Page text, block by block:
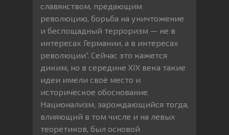
славянством, предающим
революцию, борьба на уничтожение
и беспощадный терроризм — не в
интересах Германии, а в интересах
революции”. Сейчас это кажется
диким, но в середине XIX века такие
идеи имели своё место и
историческое обоснование.
Национализм, зарождающийся тогда,
влияющий в том числе и на левых
теоретиков, был основой